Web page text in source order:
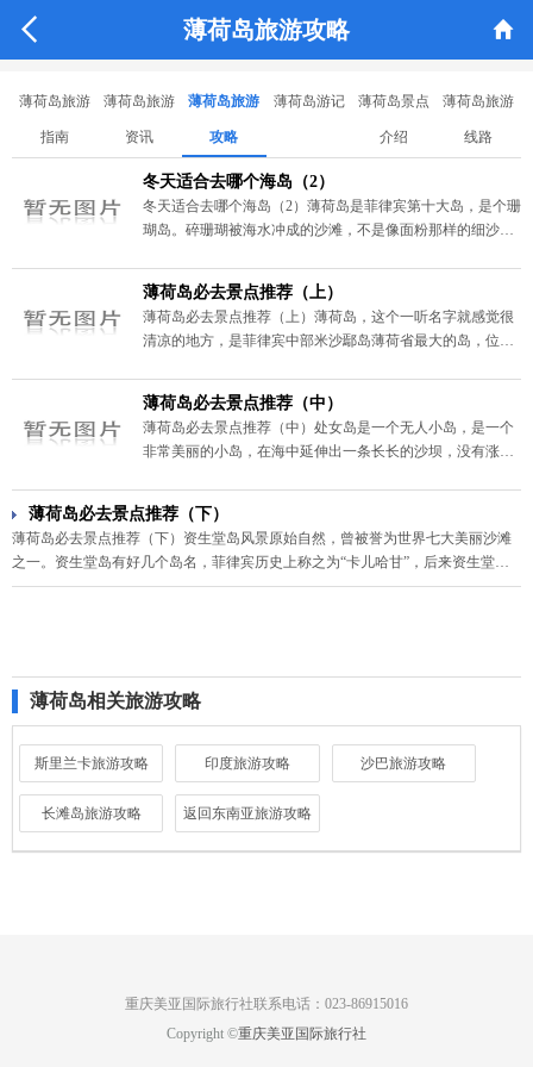
 薄荷岛旅游攻略 
薄荷岛旅游
指南
薄荷岛旅游
资讯
薄荷岛旅游
攻略
薄荷岛游记 薄荷岛景点
介绍
薄荷岛旅游
线路
冬天适合去哪个海岛（2）
冬天适合去哪个海岛（2）薄荷岛是菲律宾第十大岛，是个珊
瑚岛。碎珊瑚被海水冲成的沙滩，不是像面粉那样的细沙，
蓝。
薄荷岛必去景点推荐（上）
薄荷岛必去景点推荐（上）薄荷岛，这个一听名字就感觉很
清凉的地方，是菲律宾中部米沙鄢岛薄荷省最大的岛，位于
和成批的海豚。小编今天为大家带来薄荷岛必去景点推荐。
薄荷岛必去景点推荐（中）
薄荷岛必去景点推荐（中）处女岛是一个无人小岛，是一个
非常美丽的小岛，在海中延伸出一条长长的沙坝，没有涨潮
不能体会到她的神奇了。
薄荷岛必去景点推荐（下）
薄荷岛必去景点推荐（下）资生堂岛风景原始自然，曾被誉为世界七大美丽沙滩
之一。资生堂岛有好几个岛名，菲律宾历史上称之为“卡儿哈甘”，后来资生堂在
此取景拍了化妆品广告，因此该岛又称为“资生堂”岛。
薄荷岛相关旅游攻略
斯里兰卡旅游攻略 印度旅游攻略 沙巴旅游攻略
长滩岛旅游攻略 返回东南亚旅游攻略
重庆美亚国际旅行社联系电话：023-86915016
Copyright ©重庆美亚国际旅行社